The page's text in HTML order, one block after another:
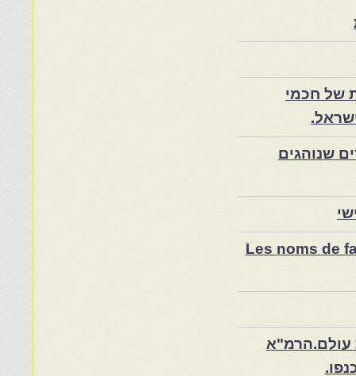
של חכמי
שנוהגים
Les noms de
עולם.הרמ"א